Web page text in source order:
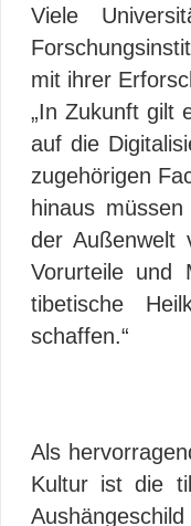
Viele
mit ihrer
„In Zukunft gilt
auf die
zugehörigen
hinaus
der Außenwelt
Vorurteile und
tibetische
schaffen.“
Als
Kultur ist die